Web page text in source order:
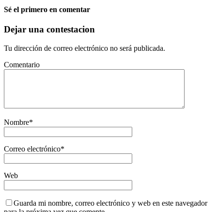
Sé el primero en comentar
Dejar una contestacion
Tu dirección de correo electrónico no será publicada.
Comentario
Nombre*
Correo electrónico*
Web
Guarda mi nombre, correo electrónico y web en este navegador